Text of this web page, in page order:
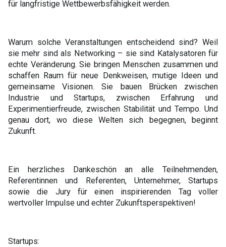
für langfristige Wettbewerbsfähigkeit werden.
Warum solche Veranstaltungen entscheidend sind? Weil
sie mehr sind als Networking – sie sind Katalysatoren für
echte Veränderung. Sie bringen Menschen zusammen und
schaffen Raum für neue Denkweisen, mutige Ideen und
gemeinsame Visionen. Sie bauen Brücken zwischen
Industrie und Startups, zwischen Erfahrung und
Experimentierfreude, zwischen Stabilität und Tempo. Und
genau dort, wo diese Welten sich begegnen, beginnt
Zukunft.
Ein herzliches Dankeschön an alle Teilnehmenden,
Referentinnen und Referenten, Unternehmer, Startups
sowie die Jury für einen inspirierenden Tag voller
wertvoller Impulse und echter Zukunftsperspektiven!
Startups: